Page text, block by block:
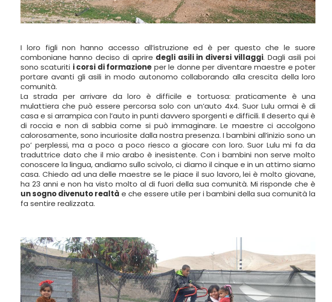
I loro figli non hanno accesso all’istruzione ed è per questo che le suore
comboniane hanno deciso di aprire degli asili in diversi villaggi. Dagli asili poi
sono scaturiti i corsi di formazione per le donne per diventare maestre e poter
portare avanti gli asili in modo autonomo collaborando alla crescita della loro
comunità.
La strada per arrivare da loro è difficile e tortuosa: praticamente è una
mulattiera che può essere percorsa solo con un’auto 4x4. Suor Lulu ormai è di
casa e si arrampica con l’auto in punti davvero sporgenti e difficili. Il deserto qui è
di roccia e non di sabbia come si può immaginare. Le maestre ci accolgono
calorosamente, sono incuriosite dalla nostra presenza. I bambini all’inizio sono un
po’ perplessi, ma a poco a poco riesco a giocare con loro. Suor Lulu mi fa da
traduttrice dato che il mio arabo è inesistente. Con i bambini non serve molto
conoscere la lingua, andiamo sullo scivolo, ci diamo il cinque e in un attimo siamo
casa. Chiedo ad una delle maestre se le piace il suo lavoro, lei è molto giovane,
ha 23 anni e non ha visto molto al di fuori della sua comunità. Mi risponde che è
un sogno divenuto realtà e che essere utile per i bambini della sua comunità la
fa sentire realizzata.